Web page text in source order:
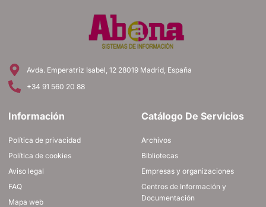
Avda. Emperatriz Isabel, 12 28019 Madrid, España
+34 91 560 20 88
Información
Política de privacidad
Política de cookies
Aviso legal
FAQ
Mapa web
Catálogo De Servicios
Archivos
Bibliotecas
Empresas y organizaciones
Centros de Información y
Documentación